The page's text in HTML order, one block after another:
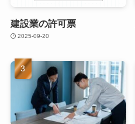
建設業の許可票
2025-09-20